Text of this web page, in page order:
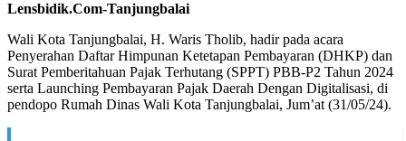
Lensbidik.Com-Tanjungbalai
Wali Kota Tanjungbalai, H. Waris Tholib, hadir pada acara
Penyerahan Daftar Himpunan Ketetapan Pembayaran (DHKP) dan
Surat Pemberitahuan Pajak Terhutang (SPPT) PBB-P2 Tahun 2024
serta Launching Pembayaran Pajak Daerah Dengan Digitalisasi, di
pendopo Rumah Dinas Wali Kota Tanjungbalai, Jum’at (31/05/24).